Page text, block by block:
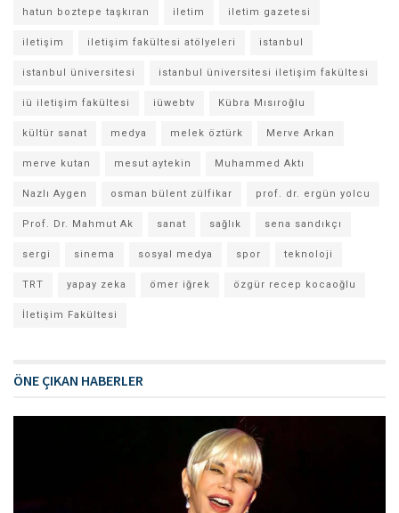
hatun boztepe taşkıran iletim iletim gazetesi
iletişim iletişim fakültesi atölyeleri istanbul
istanbul üniversitesi istanbul üniversitesi iletişim fakültesi
iü iletişim fakültesi iüwebtv Kübra Mısıroğlu
kültür sanat medya melek öztürk Merve Arkan
merve kutan mesut aytekin Muhammed Aktı
Nazlı Aygen osman bülent zülfikar prof. dr. ergün yolcu
Prof. Dr. Mahmut Ak sanat sağlık sena sandıkçı
sergi sinema sosyal medya spor teknoloji
TRT yapay zeka ömer iğrek özgür recep kocaoğlu
İletişim Fakültesi
ÖNE ÇIKAN HABERLER